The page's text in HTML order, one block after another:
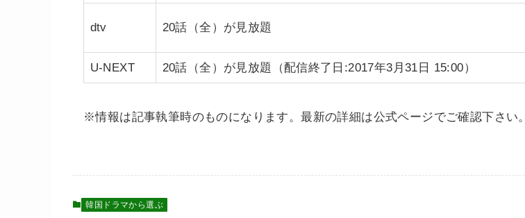
dtv 20話（全）が見放題
U-NEXT 20話（全）が見放題（配信終了日:2017年3月31日 15:00）
※情報は記事執筆時のものになります。最新の詳細は公式ページでご確認下さい。
韓国ドラマから選ぶ